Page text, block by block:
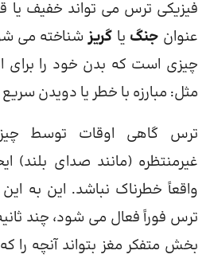
فیزیکی ترس می تواند خفیف یا
عنوان جنگ یا گریزشناخته می
چیزی است که بدن خود را برای
مثل: مبارزه با خطر یا دویدن سریع
ترس گاهی اوقات توسط
غیرمنتظره (مانند صدای بلند)
واقعاً خطرناک نباشد. این به
ترس فوراً فعال می شود، چند
بخش متفکر مغز بتواند آنچه را